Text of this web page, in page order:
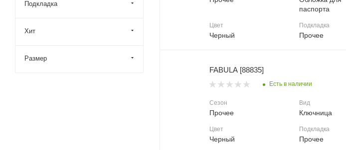
паспорта
Цвет
Черный
Подкладка
Прочее
FABULA [88835]
Есть в наличии
Сезон
Прочее
Вид
Ключница
Цвет
Черный
Подкладка
Прочее
Подкладка
Хит
Размер